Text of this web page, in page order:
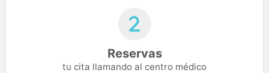
Reservas
tu cita llamando al centro médico